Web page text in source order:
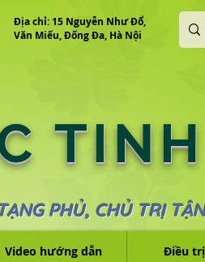
Địa chỉ: 15 Nguyễn Như Đổ,
Văn Miếu, Đống Đa, Hà Nội
PHỦ, CHỦ TRỊ
Video hướng dẫn Điều